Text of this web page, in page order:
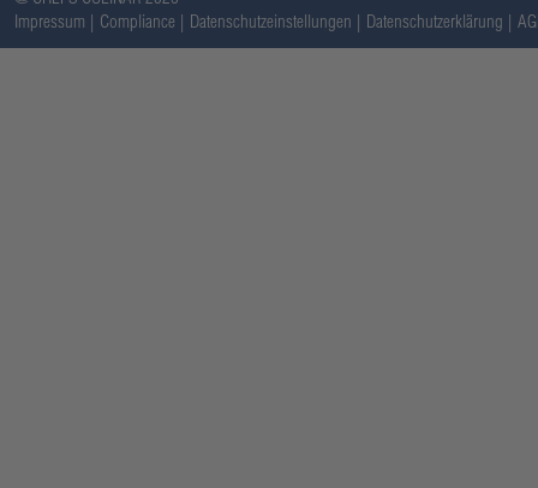
Impressum
Compliance Datenschutzeinstellungen Datenschutzerklärung